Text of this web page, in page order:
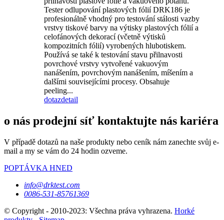
Tester odlupování plastových fólií DRK186 je
profesionálně vhodný pro testování stálosti vazby
vrstvy tiskové barvy na výtisky plastových fólií a
celofánových dekorací (včetně výtisků
kompozitních fólií) vyrobených hlubotiskem.
Používá se také k testování stavu přilnavosti
povrchové vrstvy vytvořené vakuovým
nanášením, povrchovým nanášením, míšením a
dalšími souvisejícími procesy. Obsahuje
peeling...
dotazdetail
o nás prodejní síť kontaktujte nás kariéra
V případě dotazů na naše produkty nebo ceník nám zanechte svůj e-
mail a my se vám do 24 hodin ozveme.
POPTÁVKA HNED
info@drktest.com
0086-531-85761369
© Copyright - 2010-2023: Všechna práva vyhrazena. Horké